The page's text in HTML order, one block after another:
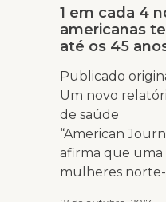
1 em cada 4
americanas
até os 45
Publicado
Um novo
de saúde
“American
afirma que
mulheres norte-